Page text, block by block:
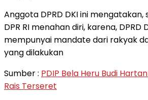
Anggota DPRD DKI ini mengatakan,
DPR RI menahan diri, karena, DPRD
mempunyai mandate dari rakyak
yang dilakukan
Sumber : PDIP Bela Heru Budi
Rais Terseret